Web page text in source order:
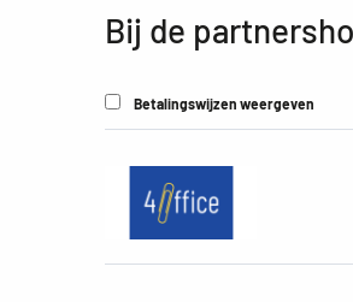
Bij de
Betalingswijzen weergeven